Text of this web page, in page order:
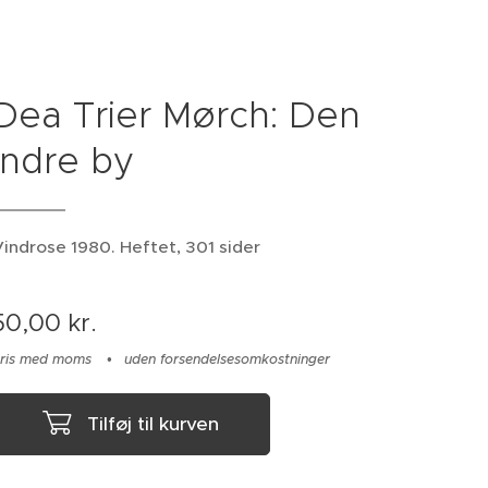
Trier Mørch: Den
by
1980. Heftet, 301 sider
kr.
med moms uden forsendelsesomkostninger
Tilføj til kurven